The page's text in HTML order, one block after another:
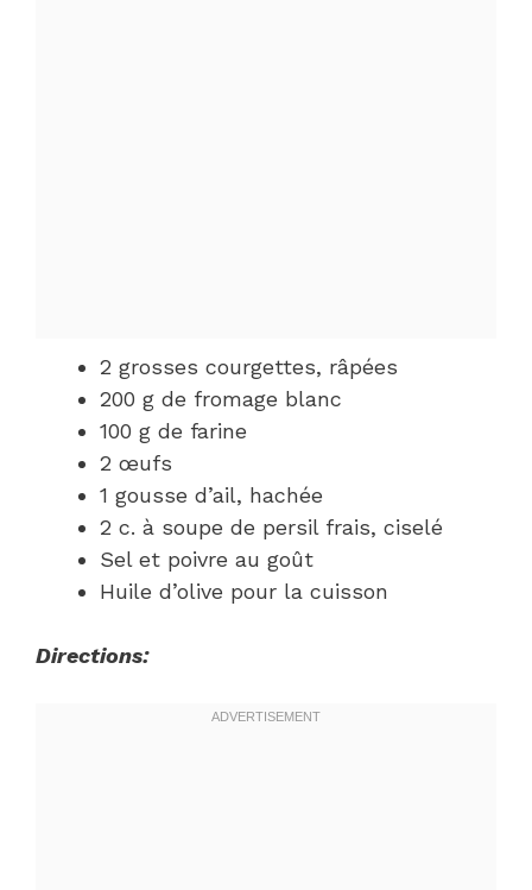
2 grosses courgettes, râpées
200 g de fromage blanc
100 g de farine
2 œufs
1 gousse d’ail, hachée
2 c. à soupe de persil frais, ciselé
Sel et poivre au goût
Huile d’olive pour la cuisson
Directions: